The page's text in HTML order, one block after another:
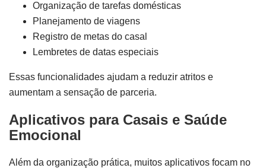
Organização de tarefas domésticas
Planejamento de viagens
Registro de metas do casal
Lembretes de datas especiais
Essas funcionalidades ajudam a reduzir atritos e
aumentam a sensação de parceria.
Aplicativos para Casais e Saúde
Emocional
Além da organização prática, muitos aplicativos focam no